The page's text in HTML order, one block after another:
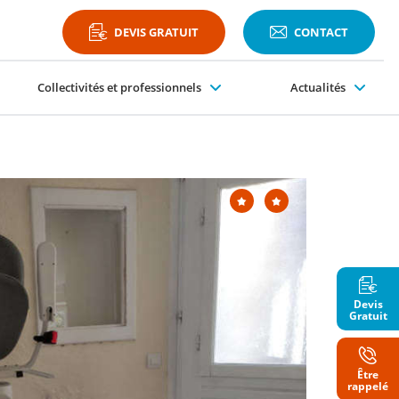
DEVIS GRATUIT CONTACT
Collectivités et professionnels Actualités
Devis
Gratuit
Être
rappelé
Nom